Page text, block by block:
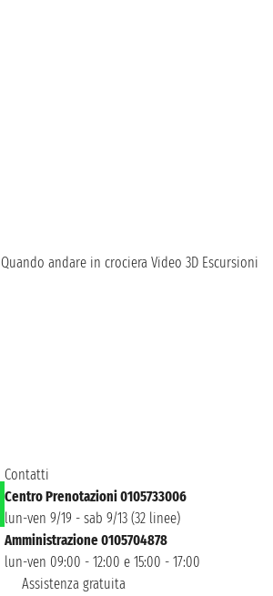
Quando andare in crociera Video 3D Escursioni
Contatti
Centro Prenotazioni 0105733006
lun-ven 9/19 - sab 9/13 (32 linee)
Amministrazione 0105704878
lun-ven 09:00 - 12:00 e 15:00 - 17:00
Assistenza gratuita